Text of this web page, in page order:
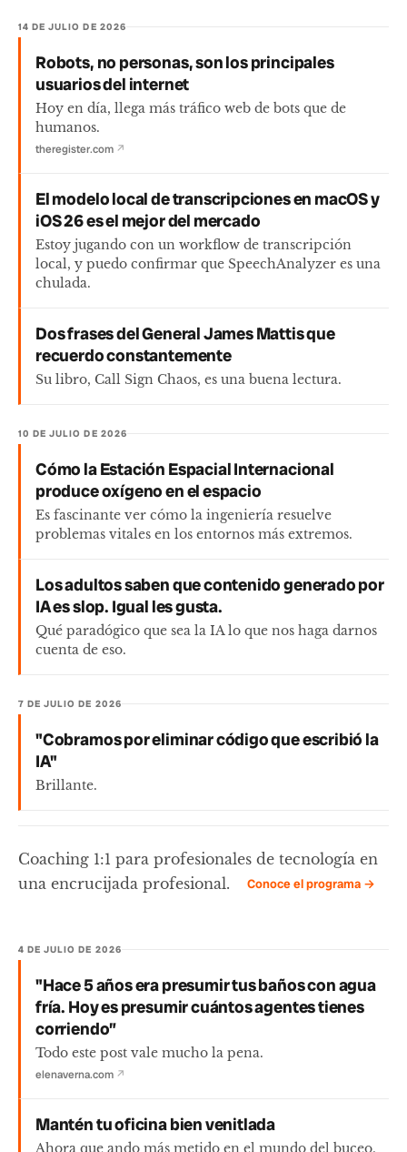
14 DE JULIO DE 2026
Robots, no personas, son los principales
usuarios del internet
Hoy en día, llega más tráfico web de bots que de
humanos.
theregister.com ↗
El modelo local de transcripciones en macOS y
iOS 26 es el mejor del mercado
Estoy jugando con un workflow de transcripción
local, y puedo confirmar que SpeechAnalyzer es una
chulada.
Dos frases del General James Mattis que
recuerdo constantemente
Su libro, Call Sign Chaos, es una buena lectura.
10 DE JULIO DE 2026
Cómo la Estación Espacial Internacional
produce oxígeno en el espacio
Es fascinante ver cómo la ingeniería resuelve
problemas vitales en los entornos más extremos.
Los adultos saben que contenido generado por
IA es slop. Igual les gusta.
Qué paradógico que sea la IA lo que nos haga darnos
cuenta de eso.
7 DE JULIO DE 2026
"Cobramos por eliminar código que escribió la
IA"
Brillante.
Coaching 1:1 para profesionales de tecnología en
una encrucijada profesional.
Conoce el programa →
4 DE JULIO DE 2026
"Hace 5 años era presumir tus baños con agua
fría. Hoy es presumir cuántos agentes tienes
corriendo”
Todo este post vale mucho la pena.
elenaverna.com ↗
Mantén tu oficina bien venitlada
Ahora que ando más metido en el mundo del buceo,